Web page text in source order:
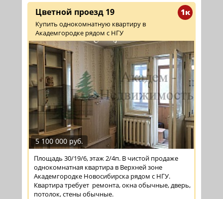
1к
Цветной проезд 19
Купить однокомнатную квартиру в
Академгородке рядом с НГУ
5 100 000 руб.
Площадь 30/19/6, этаж 2/4п. В чистой продаже
однокомнатная квартира в Верхней зоне
Академгородке Новосибирска рядом с НГУ.
Квартира требует ремонта, окна обычные, дверь,
потолок, стены обычные.